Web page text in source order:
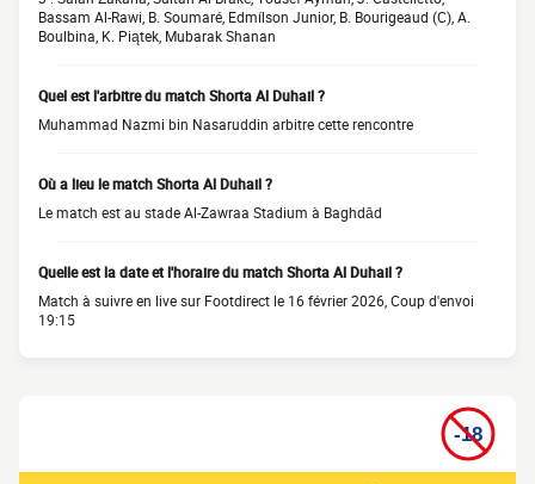
Bassam Al-Rawi, B. Soumaré, Edmílson Junior, B. Bourigeaud (C), A.
Boulbina, K. Piątek, Mubarak Shanan
Quel est l'arbitre du match Shorta Al Duhail ?
Muhammad Nazmi bin Nasaruddin arbitre cette rencontre
Où a lieu le match Shorta Al Duhail ?
Le match est au stade Al-Zawraa Stadium à Baghdād
Quelle est la date et l'horaire du match Shorta Al Duhail ?
Match à suivre en live sur Footdirect le 16 février 2026, Coup d'envoi
19:15